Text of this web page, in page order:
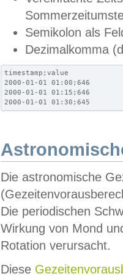
Semikolon als
Dezimalkomma
timestamp;value
2000-01-01 01:00;646
2000-01-01 01:15;646
2000-01-01 01:30;645
Die astronomische
Die periodischen
Wirkung von Mond
Rotation verursacht.
Diese